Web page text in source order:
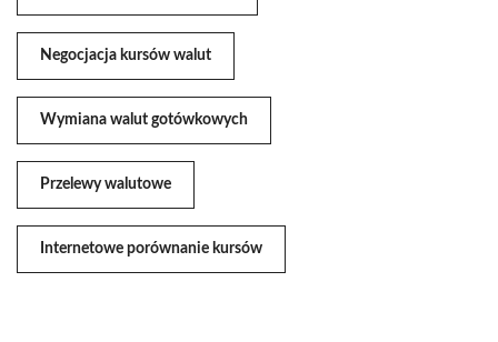
Negocjacja kursów walut
Wymiana walut gotówkowych
Przelewy walutowe
Internetowe porównanie kursów